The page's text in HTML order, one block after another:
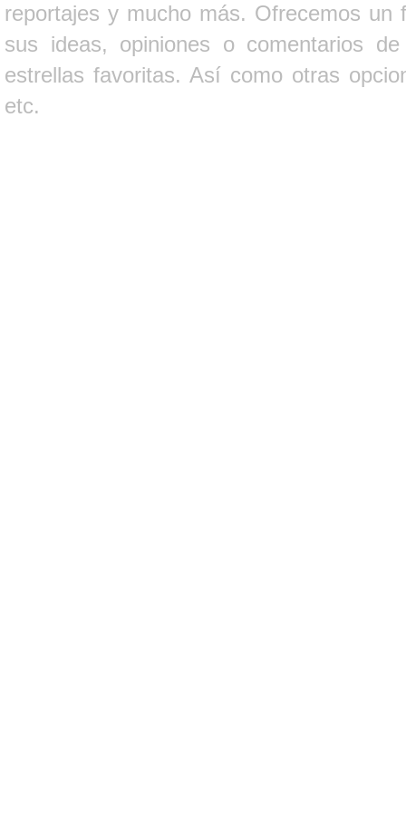
reportajes y mucho más. Ofrecemos un
sus ideas, opiniones o comentarios
estrellas favoritas. Así como otras
etc.